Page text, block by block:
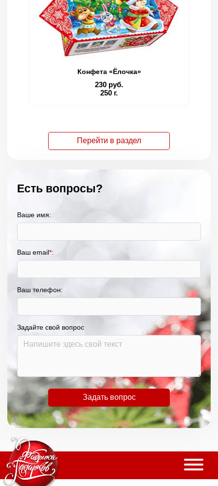
Конфета «Ёлочка»
230 руб.
250 г.
Перейти в раздел
Есть вопросы?
Ваше имя:
Ваш email*:
Ваш телефон:
Задайте свой вопрос
Задать вопрос